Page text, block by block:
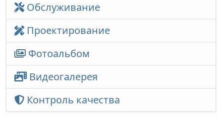
Обслуживание
Проектирование
Фотоальбом
Видеогалерея
Контроль качества